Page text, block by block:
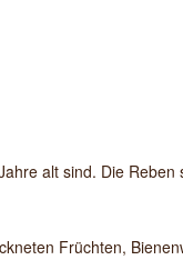
alt sind. Die
Früchten,